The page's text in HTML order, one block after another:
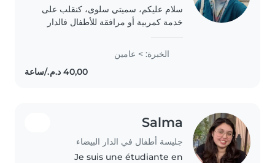
سلام عليكم، سميتي سلوى، كنقلب على
خدمة كمربية أو مرافقة للأطفال فالدار
فالأكل، اللعب، والنظافة، وأنا جادة
ومستعدة نبدأ الخدمة في أقرب وقت.
الخبرة: > عامين
Salma
جليسة أطفال في الدار البيضاء
Je suis une étudiante en